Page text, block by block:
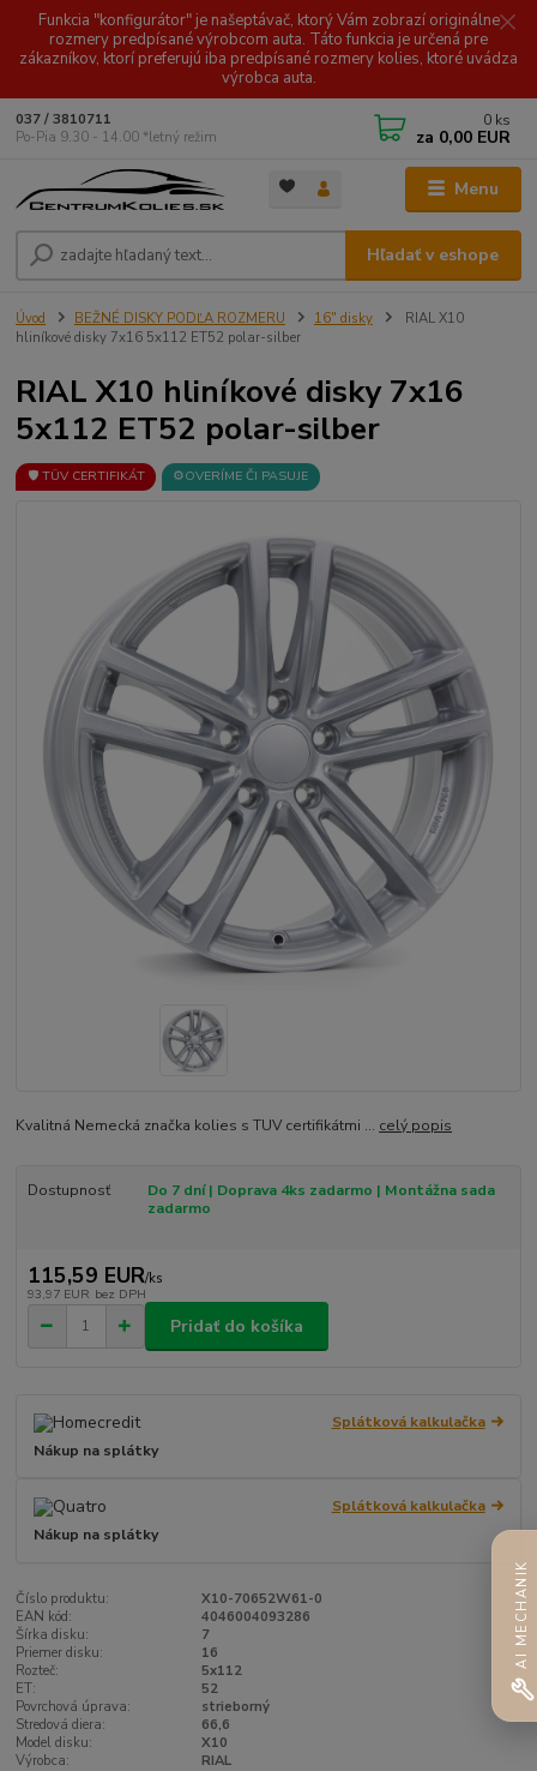
Funkcia "konfigurátor" je našeptávač, ktorý Vám zobrazí originálne
rozmery predpísané výrobcom auta. Táto funkcia je určená pre
zákazníkov, ktorí preferujú iba predpísané rozmery kolies, ktoré uvádza
výrobca auta.
Menu
Hľadať v eshope
037 / 3810711
Po-Pia 9.30 - 14.00 *letný režim
0 ks
za 0,00 EUR
Úvod BEŽNÉ DISKY PODĽA ROZMERU 16" disky
RIAL X10
hliníkové disky 7x16 5x112 ET52 polar-silber
RIAL X10 hliníkové disky 7x16
5x112 ET52 polar-silber
🛡️ TÜV CERTIFIKÁT ⚙️OVERÍME ČI PASUJE
Kvalitná Nemecká značka kolies s TUV certifikátmi ... celý popis
Dostupnosť
Do 7 dní | Doprava 4ks zadarmo | Montážna sada
zadarmo
115,59 EUR/ks
93,97 EUR bez DPH
Pridať do košíka
Splátková kalkulačka
Nákup na splátky
Splátková kalkulačka
Nákup na splátky
Číslo produktu:
X10-70652W61-0
EAN kód:
4046004093286
Šírka disku:
7
Priemer disku:
16
Rozteč:
5x112
ET:
52
Povrchová úprava:
strieborný
Stredová diera:
66,6
Model disku:
X10
Výrobca:
RIAL
AI MECHANIK